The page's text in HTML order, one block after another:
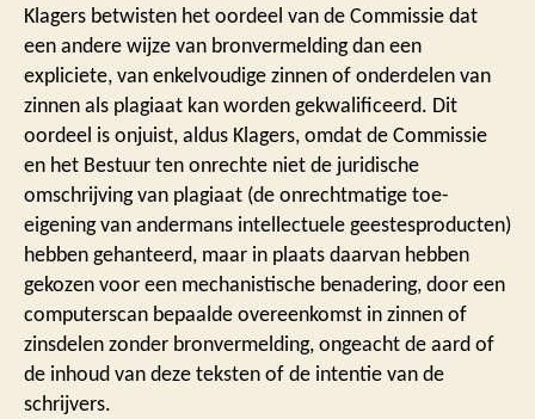
Klagers betwisten het oordeel van de Commissie dat
een andere wijze van bronvermelding dan een
expliciete, van enkelvoudige zinnen of onderdelen van
zinnen als plagiaat kan worden gekwalificeerd. Dit
oordeel is onjuist, aldus Klagers, omdat de Commissie
en het Bestuur ten onrechte niet de juridische
omschrijving van plagiaat (de onrechtmatige toe-
eigening van andermans intellectuele geestesproducten)
hebben gehanteerd, maar in plaats daarvan hebben
gekozen voor een mechanistische benadering, door een
computerscan bepaalde overeenkomst in zinnen of
zinsdelen zonder bronvermelding, ongeacht de aard of
de inhoud van deze teksten of de intentie van de
schrijvers.